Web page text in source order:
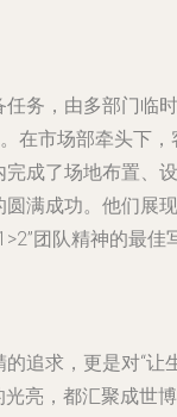
务，由多部门临时
在市场部牵头下，
成了场地布置、设
满成功。他们展现
团队精神的最佳
追求，更是对“让
光亮，都汇聚成世博